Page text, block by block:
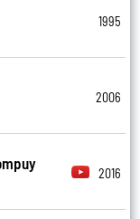
1995
2006
2016